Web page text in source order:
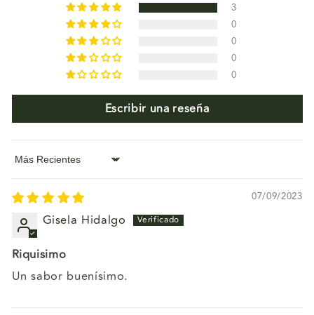
3
0
0
0
0
Escribir una reseña
Sort by
07/09/2023
Gisela Hidalgo
Riquisimo
Un sabor buenísimo.